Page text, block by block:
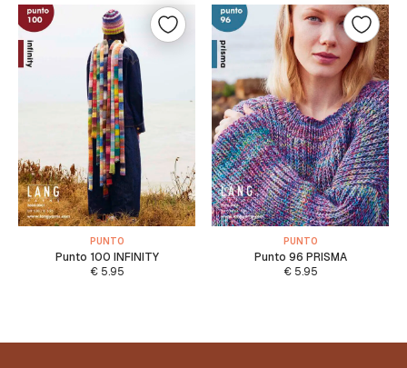
PUNTO
Punto 100 INFINITY
€5.95
PUNTO
Punto 96 PRISMA
€5.95